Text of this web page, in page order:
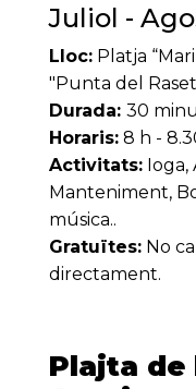
Juliol -
Lloc: Platja
"Punta del
Durada: 30
Horaris: 8 h -
Activitats: Ioga,
Manteniment,
música..
Gratuïtes: No
directament.
Plajta de